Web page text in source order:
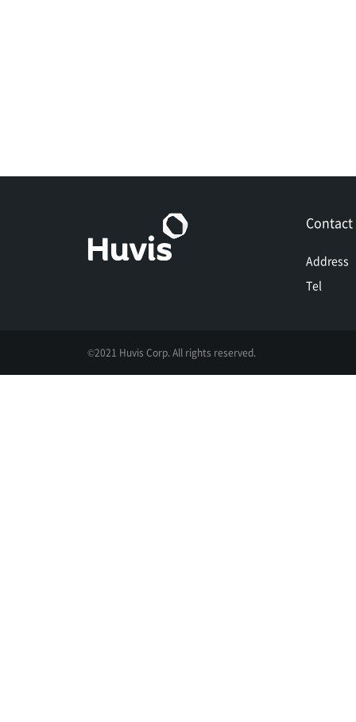
Contact
Address
Tel
©2021 Huvis Corp. All rights reserved.